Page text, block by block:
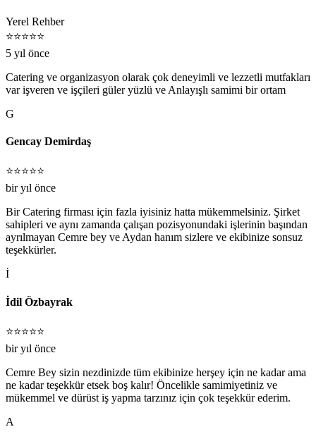
Yerel Rehber
⭐⭐⭐⭐⭐
5 yıl önce
Catering ve organizasyon olarak çok deneyimli ve lezzetli mutfakları
var işveren ve işçileri güler yüzlü ve Anlayışlı samimi bir ortam
G
Gencay Demirdaş
⭐⭐⭐⭐⭐
bir yıl önce
Bir Catering firması için fazla iyisiniz hatta mükemmelsiniz. Şirket
sahipleri ve aynı zamanda çalışan pozisyonundaki işlerinin başından
ayrılmayan Cemre bey ve Aydan hanım sizlere ve ekibinize sonsuz
teşekkürler.
İ
İdil Özbayrak
⭐⭐⭐⭐⭐
bir yıl önce
Cemre Bey sizin nezdinizde tüm ekibinize herşey için ne kadar ama
ne kadar teşekkür etsek boş kalır! Öncelikle samimiyetiniz ve
mükemmel ve dürüst iş yapma tarzınız için çok teşekkür ederim.
A